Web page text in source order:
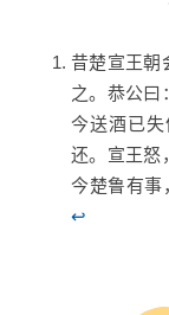
昔楚宣王朝
之。恭公曰
今送酒已
还。宣王怒
今楚鲁有事
↩